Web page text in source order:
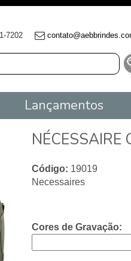
7202
Lançamentos
NÉCESSAIRE
Código: 19019
Necessaires
Cores de Gravação: